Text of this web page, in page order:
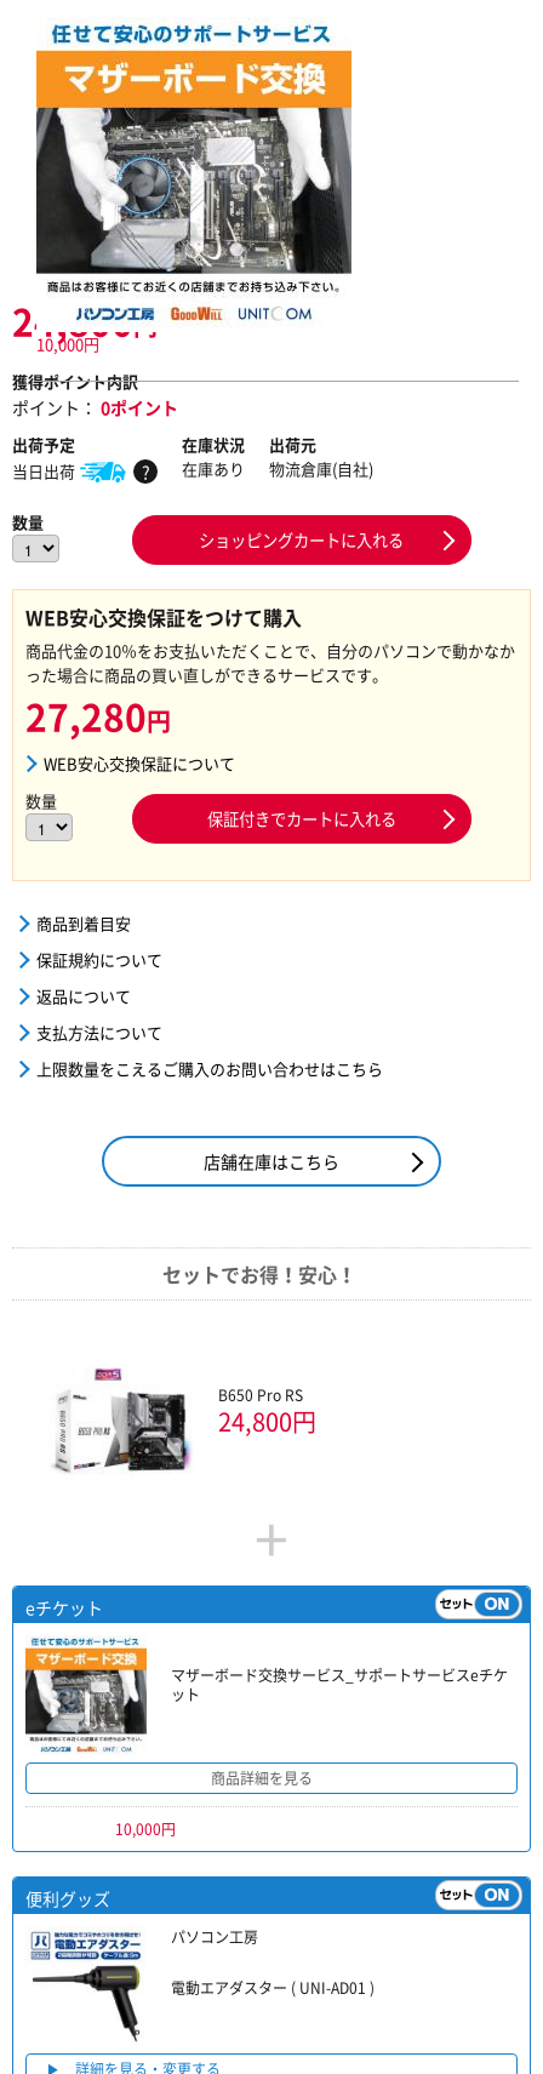
10,000円
24,800円
獲得ポイント内訳
ポイント： 0ポイント
出荷予定
当日出荷
?
在庫状況
在庫あり
出荷元
物流倉庫(自社)
数量
ショッピングカートに入れる
WEB安心交換保証をつけて購入
商品代金の10％をお支払いただくことで、自分のパソコンで動かなか
った場合に商品の買い直しができるサービスです。
27,280円
WEB安心交換保証について
数量
保証付きでカートに入れる
商品到着目安
保証規約について
返品について
支払方法について
上限数量をこえるご購入のお問い合わせはこちら
店舗在庫はこちら
セットでお得！安心！
B650 Pro RS
24,800円
+
eチケット
マザーボード交換サービス_サポートサービスeチケ
ット
商品詳細を見る
10,000円
便利グッズ
パソコン工房
電動エアダスター ( UNI-AD01 )
詳細を見る・変更する